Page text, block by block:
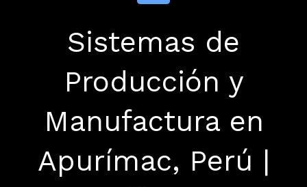
Sistemas de
Producción y
Manufactura en
Apurímac, Perú |